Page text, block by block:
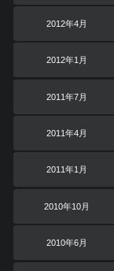
2012年4月
2012年1月
2011年7月
2011年4月
2011年1月
2010年10月
2010年6月